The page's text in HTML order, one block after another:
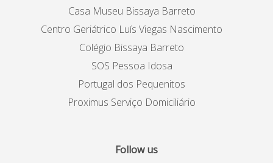
Casa Museu Bissaya Barreto
Centro Geriátrico Luís Viegas Nascimento
Colégio Bissaya Barreto
SOS Pessoa Idosa
Portugal dos Pequenitos
Proximus Serviço Domiciliário
Follow us